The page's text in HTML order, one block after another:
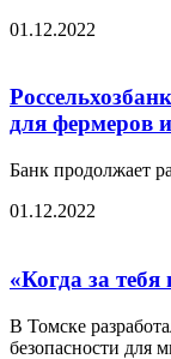
01.12.2022
для фермеров
Банк продолжает
01.12.2022
«Когда за тебя
В Томске
безопасности для